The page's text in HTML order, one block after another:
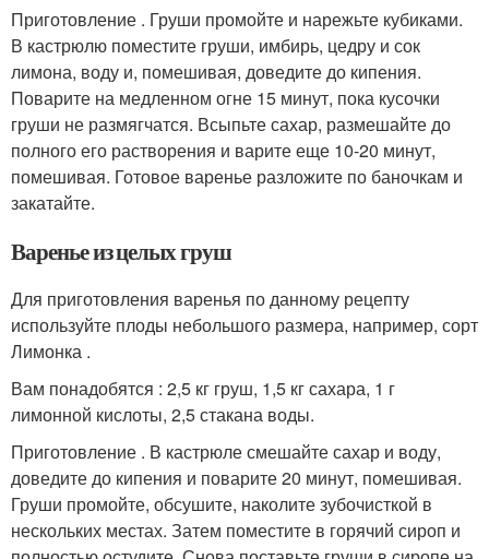
Приготовление . Груши промойте и нарежьте кубиками.
В кастрюлю поместите груши, имбирь, цедру и сок
лимона, воду и, помешивая, доведите до кипения.
Поварите на медленном огне 15 минут, пока кусочки
груши не размягчатся. Всыпьте сахар, размешайте до
полного его растворения и варите еще 10-20 минут,
помешивая. Готовое варенье разложите по баночкам и
закатайте.
Варенье из целых груш
Для приготовления варенья по данному рецепту
используйте плоды небольшого размера, например, сорт
Лимонка .
Вам понадобятся : 2,5 кг груш, 1,5 кг сахара, 1 г
лимонной кислоты, 2,5 стакана воды.
Приготовление . В кастрюле смешайте сахар и воду,
доведите до кипения и поварите 20 минут, помешивая.
Груши промойте, обсушите, наколите зубочисткой в
нескольких местах. Затем поместите в горячий сироп и